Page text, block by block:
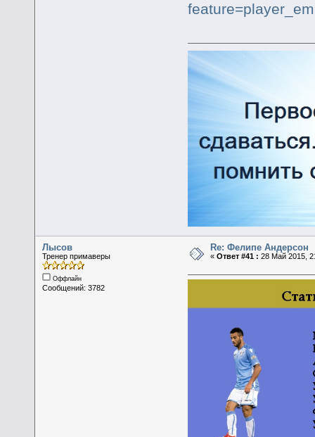
Лысов
Тренер примаверы
Оффлайн
Сообщений: 3782
Re: Фелипе Андерсон
«Ответ #41 : 28 Май 2015,